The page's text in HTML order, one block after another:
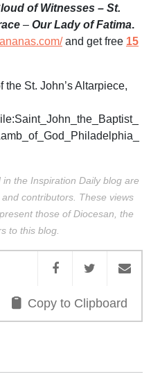
of Witnesses – St.
– Our Lady of Fatima.
and get free 15
the St. John’s Altarpiece,
the Inspiration Daily blog are
contributors. These views
those of Diocesan, the
to this blog.
Copy to Clipboard